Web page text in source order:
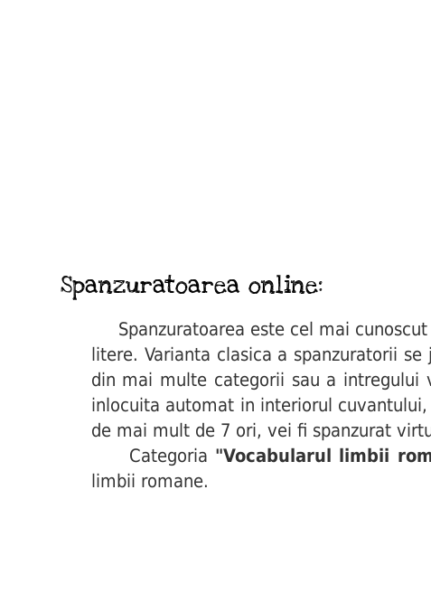
Spanzuratoarea online:
Spanzuratoarea este cel mai cunoscut
litere. Varianta clasica a spanzuratorii
din mai multe categorii sau a intregului
inlocuita automat in interiorul
de mai mult de 7 ori, vei fi spanzurat
Categoria "Vocabularul limbii
limbii romane.